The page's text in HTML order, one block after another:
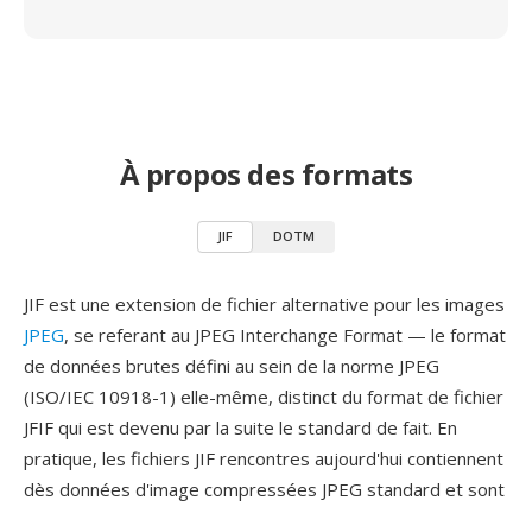
À propos des formats
JIF DOTM
JIF est une extension de fichier alternative pour les images
JPEG, se referant au JPEG Interchange Format — le format
de données brutes défini au sein de la norme JPEG
(ISO/IEC 10918-1) elle-même, distinct du format de fichier
JFIF qui est devenu par la suite le standard de fait. En
pratique, les fichiers JIF rencontres aujourd'hui contiennent
dès données d'image compressées JPEG standard et sont